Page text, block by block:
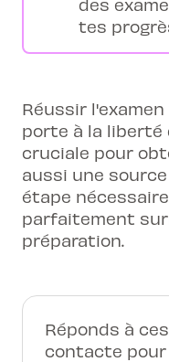
des
tes
Réussir
porte à la liberté
cruciale pour
aussi une
étape
parfaitement
préparation.
Réponds à
contacte